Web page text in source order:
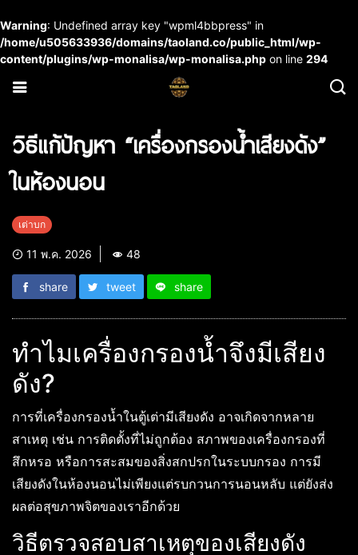
Warning: Undefined array key "wpml4bbpress" in
/home/u505633936/domains/taoland.co/public_html/wp-
content/plugins/wp-monalisa/wp-monalisa.php on line 294
วิธีแก้ปัญหา “เครื่องกรองน้ำเสียงดัง”
ในห้องนอน
เต่าบก
11 พ.ค. 2026 48
share tweet share
ทำไมเครื่องกรองน้ำจึงมีเสียง
ดัง?
การที่เครื่องกรองน้ำในตู้เต่ามีเสียงดัง อาจเกิดจากหลาย
สาเหตุ เช่น การติดตั้งที่ไม่ถูกต้อง สภาพของเครื่องกรองที่
สึกหรอ หรือการสะสมของสิ่งสกปรกในระบบกรอง การมี
เสียงดังในห้องนอนไม่เพียงแต่รบกวนการนอนหลับ แต่ยังส่ง
ผลต่อสุขภาพจิตของเราอีกด้วย
วิธีตรวจสอบสาเหตุของเสียงดัง